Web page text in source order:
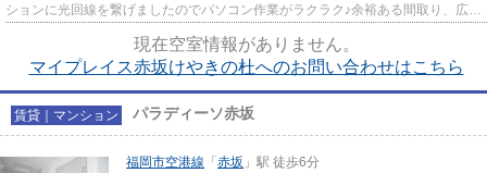
ションに光回線を繋げましたのでパソコン作業がラクラク♪余裕ある間取り、広さ
も62.96㎡とゆったりとして...
現在空室情報がありません。
マイプレイス赤坂けやきの杜へのお問い合わせはこちら
賃貸｜マンション パラディーソ赤坂
福岡市空港線 「赤坂 」駅 徒歩6分